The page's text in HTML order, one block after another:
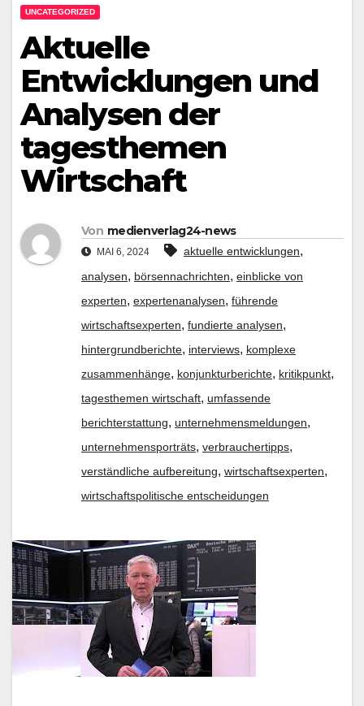
UNCATEGORIZED
Aktuelle
Entwicklungen und
Analysen der
tagesthemen
Wirtschaft
Von medienverlag24-news
MAI 6, 2024 aktuelle entwicklungen,
analysen, börsennachrichten, einblicke von
experten, expertenanalysen, führende
wirtschaftsexperten, fundierte analysen,
hintergrundberichte, interviews, komplexe
zusammenhänge, konjunkturberichte, kritikpunkt,
tagesthemen wirtschaft, umfassende
berichterstattung, unternehmensmeldungen,
unternehmensporträts, verbrauchertipps,
verständliche aufbereitung, wirtschaftsexperten,
wirtschaftspolitische entscheidungen